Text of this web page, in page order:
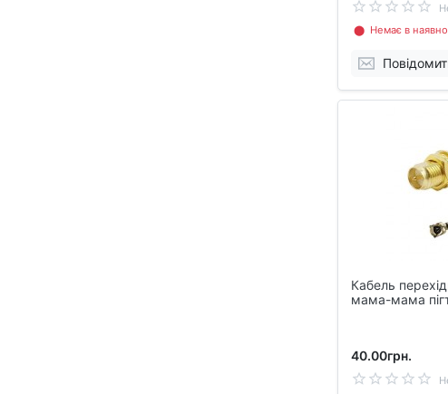
⬤ Немає в
Кабель
мама-мама
40.00грн.